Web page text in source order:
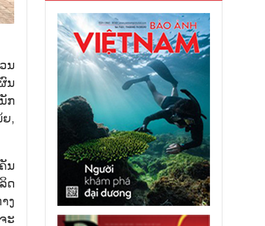
ນ
ນ
ກ
,
ນ
ດ
ງ
ະ